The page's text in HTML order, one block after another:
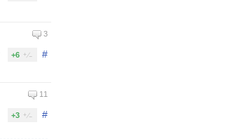
3
#
+6
11
#
+3